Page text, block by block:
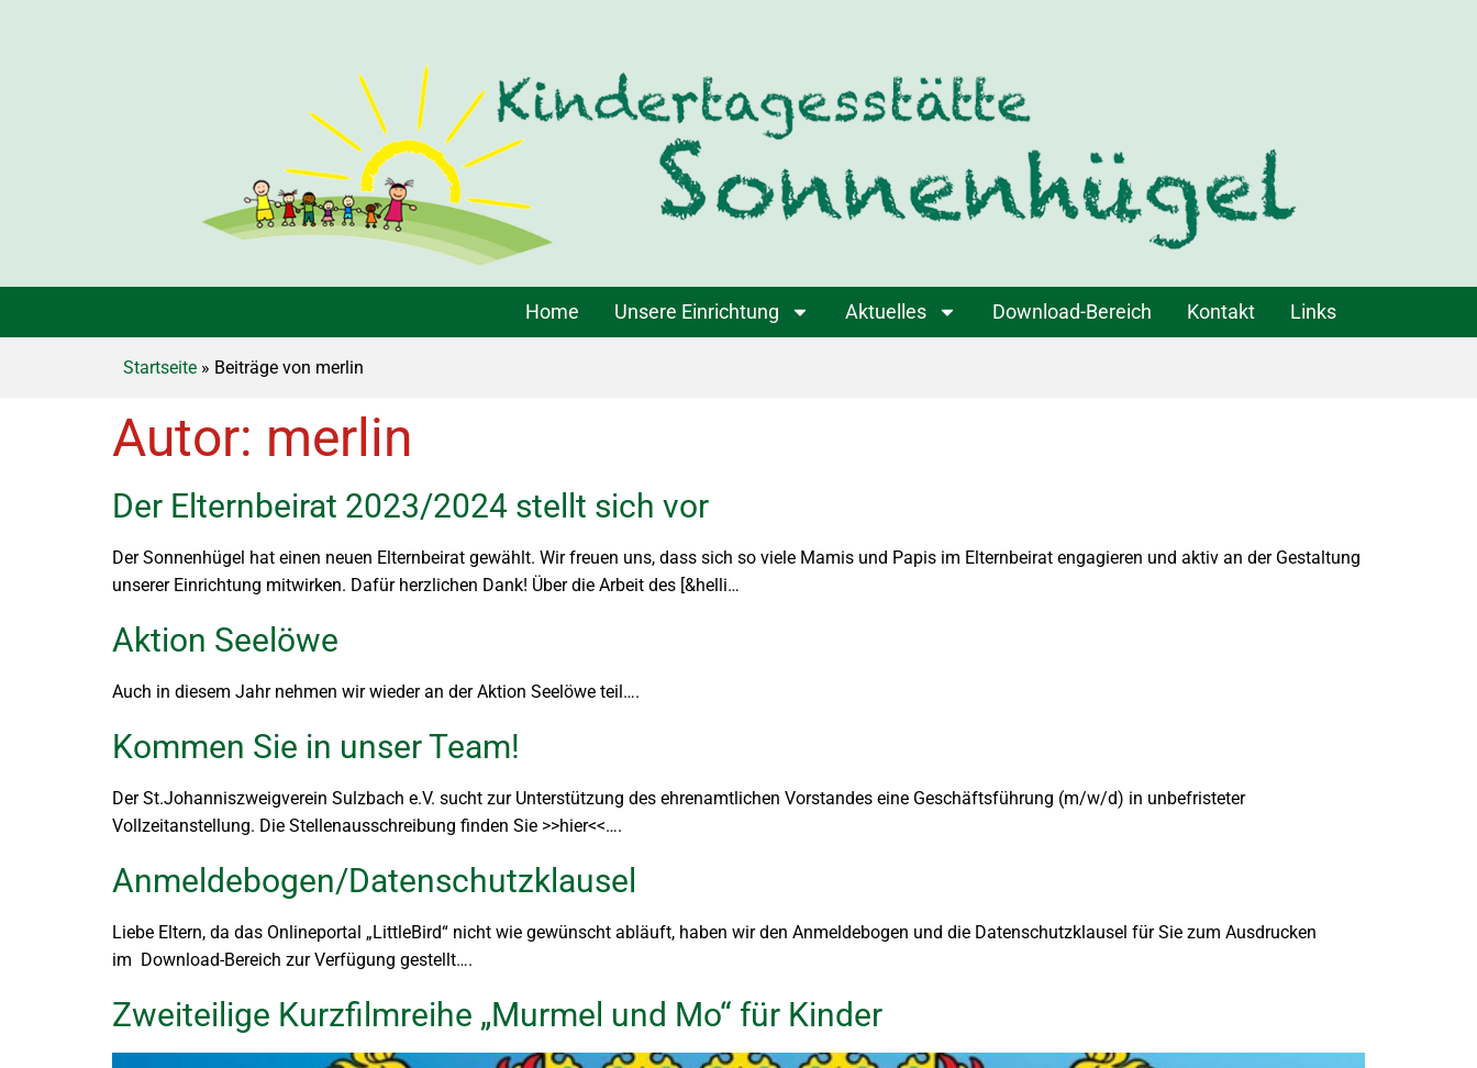
Home Unsere Einrichtung Aktuelles Download-Bereich Kontakt Links
Startseite » Beiträge von merlin
Autor: merlin
Der Elternbeirat 2023/2024 stellt sich vor
Der Sonnenhügel hat einen neuen Elternbeirat gewählt. Wir freuen uns, dass sich so viele Mamis und Papis im Elternbeirat engagieren und aktiv an der Gestaltung
unserer Einrichtung mitwirken. Dafür herzlichen Dank! Über die Arbeit des [&helli…
Aktion Seelöwe
Auch in diesem Jahr nehmen wir wieder an der Aktion Seelöwe teil….
Kommen Sie in unser Team!
Der St.Johanniszweigverein Sulzbach e.V. sucht zur Unterstützung des ehrenamtlichen Vorstandes eine Geschäftsführung (m/w/d) in unbefristeter
Vollzeitanstellung. Die Stellenausschreibung finden Sie >>hier<<….
Anmeldebogen/Datenschutzklausel
Liebe Eltern, da das Onlineportal „LittleBird“ nicht wie gewünscht abläuft, haben wir den Anmeldebogen und die Datenschutzklausel für Sie zum Ausdrucken
im Download-Bereich zur Verfügung gestellt….
Zweiteilige Kurzfilmreihe „Murmel und Mo“ für Kinder